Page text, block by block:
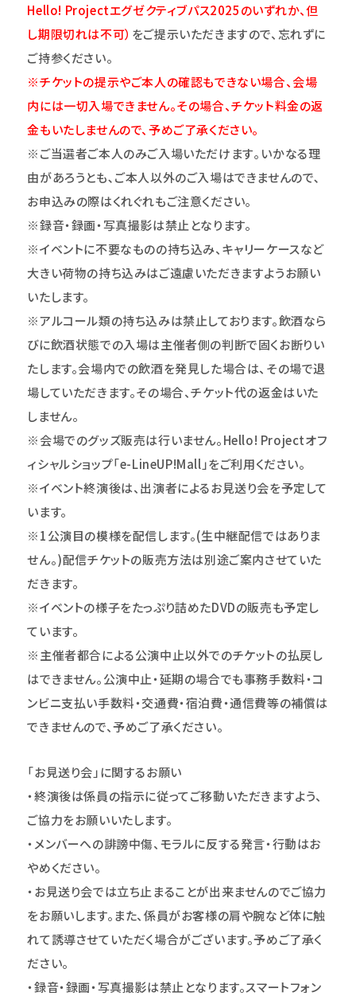
Hello! Projectエグゼクティブパス2025のいずれか、但
し期限切れは不可） をご提示いただきますので、忘れずに
ご持参ください。
※チケットの提示やご本人の確認もできない場合、会場
内には一切入場できません。その場合、チケット料金の返
金もいたしませんので、予めご了承ください。
※ご当選者ご本人のみご入場いただけます｡いかなる理
由があろうとも､ご本人以外のご入場はできませんので､
お申込みの際はくれぐれもご注意ください｡
※録音・録画・写真撮影は禁止となります。
※イベントに不要なものの持ち込み、キャリーケースなど
大きい荷物の持ち込みはご遠慮いただきますようお願い
いたします。
※アルコール類の持ち込みは禁止しております。飲酒なら
びに飲酒状態での入場は主催者側の判断で固くお断りい
たします。会場内での飲酒を発見した場合は、その場で退
場していただきます。その場合、チケット代の返金はいた
しません。
※会場でのグッズ販売は行いません。Hello! Projectオフ
ィシャルショップ「e-LineUP!Mall」をご利用ください。
※イベント終演後は、出演者によるお見送り会を予定して
います。
※1公演目の模様を配信します。(生中継配信ではありま
せん。)配信チケットの販売方法は別途ご案内させていた
だきます。
※イベントの様子をたっぷり詰めたDVDの販売も予定し
ています。
※主催者都合による公演中止以外でのチケットの払戻し
はできません。公演中止・延期の場合でも事務手数料・コ
ンビニ支払い手数料・交通費・宿泊費・通信費等の補償は
できませんので、予めご了承ください。
「お見送り会」に関するお願い
・終演後は係員の指示に従ってご移動いただきますよう、
ご協力をお願いいたします。
・メンバーへの誹謗中傷、モラルに反する発言・行動はお
やめください。
・お見送り会では立ち止まることが出来ませんのでご協力
をお願いします。また、係員がお客様の肩や腕など体に触
れて誘導させていただく場合がございます。予めご了承く
ださい。
・録音・録画・写真撮影は禁止となります。スマートフォン